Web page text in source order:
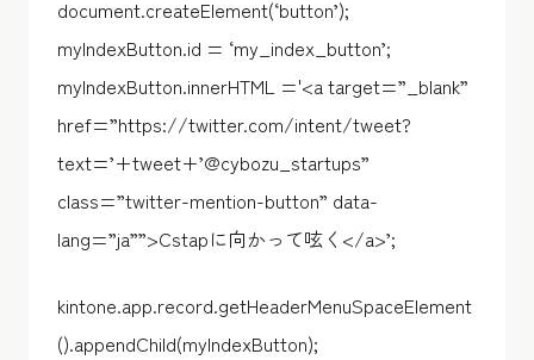
document.createElement(‘button’);
myIndexButton.id = ‘my_index_button’;
myIndexButton.innerHTML ='<a target=”_blank”
href=”https://twitter.com/intent/tweet?
text=’+tweet+’@cybozu_startups”
class=”twitter-mention-button” data-
lang=”ja””>Cstapに向かって呟く</a>’;
kintone.app.record.getHeaderMenuSpaceElement
().appendChild(myIndexButton);